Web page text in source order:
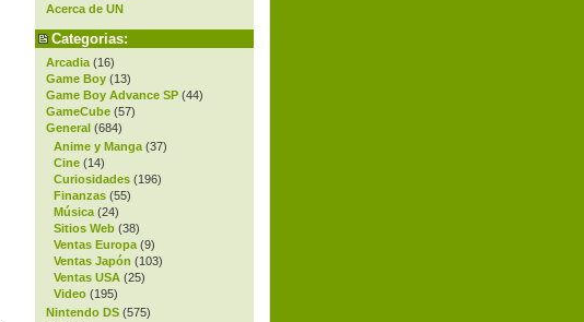
Acerca de UN
Categorias:
Arcadia (16)
Game Boy (13)
Game Boy Advance SP (44)
GameCube (57)
General (684)
Anime y Manga (37)
Cine (14)
Curiosidades (196)
Finanzas (55)
Música (24)
Sitios Web (38)
Ventas Europa (9)
Ventas Japón (103)
Ventas USA (25)
Video (195)
Nintendo DS (575)